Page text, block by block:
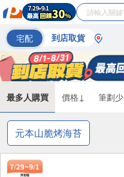
宅配 到店取貨
最多人購買 價格↓ 筆劃少
元本山脆烤海苔